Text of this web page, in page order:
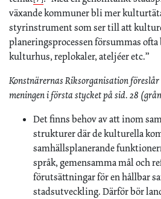
växande kommuner bli mer
styrinstrument som ser till att
planeringsprocessen försummas
kulturhus, replokaler, ateljéer etc.”
Konstnärernas Riksorganisation
meningen i första stycket på sid. 28
Det finns behov av att inom
strukturer där de kulturella
samhällsplanerande
språk, gemensamma mål och
förutsättningar för en hållbar
stadsutveckling. Därför bör